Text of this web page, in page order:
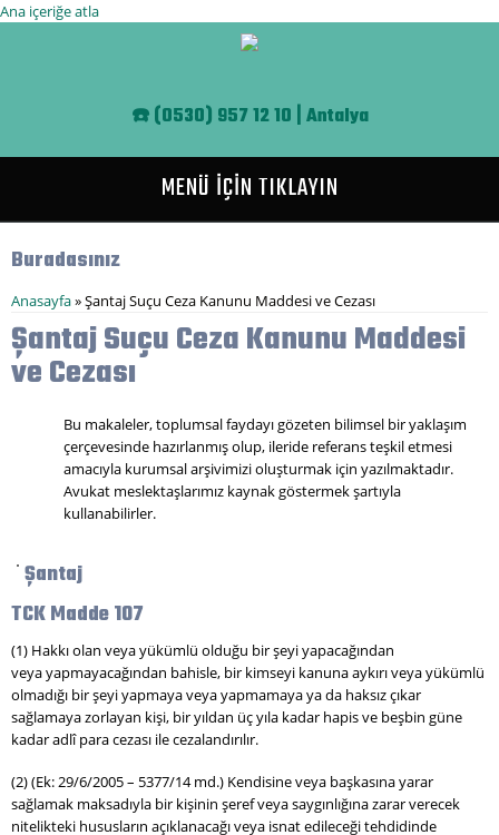
Ana içeriğe atla
☎️(0530) 957 12 10 | Antalya
MENÜ İÇİN TIKLAYIN
Buradasınız
Anasayfa» Şantaj Suçu Ceza Kanunu Maddesi ve Cezası
Şantaj Suçu Ceza Kanunu Maddesi
ve Cezası
Bu makaleler, toplumsal faydayı gözeten bilimsel bir yaklaşım
çerçevesinde hazırlanmış olup, ileride referans teşkil etmesi
amacıyla kurumsal arşivimizi oluşturmak için yazılmaktadır.
Avukat meslektaşlarımız kaynak göstermek şartıyla
kullanabilirler.
Şantaj
TCK Madde 107
(1) Hakkı olan veya yükümlü olduğu bir şeyi yapacağından
veya yapmayacağından bahisle, bir kimseyi kanuna aykırı veya yükümlü
olmadığı bir şeyi yapmaya veya yapmamaya ya da haksız çıkar
sağlamaya zorlayan kişi, bir yıldan üç yıla kadar hapis ve beşbin güne
kadar adlî para cezası ile cezalandırılır.
(2) (Ek: 29/6/2005 – 5377/14 md.) Kendisine veya başkasına yarar
sağlamak maksadıyla bir kişinin şeref veya saygınlığına zarar verecek
nitelikteki hususların açıklanacağı veya isnat edileceği tehdidinde